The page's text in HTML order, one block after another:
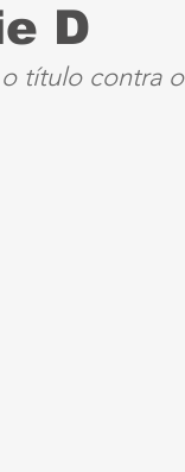
D
título contra